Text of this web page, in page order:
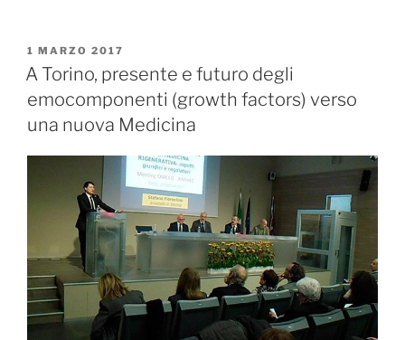
PUBBLICATO
IL
1 MARZO 2017
A Torino, presente e futuro degli
emocomponenti (growth factors) verso
una nuova Medicina